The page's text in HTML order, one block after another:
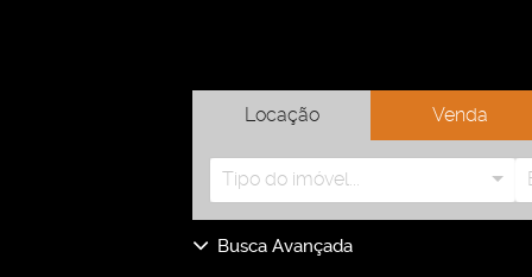
Locação Venda
Tipo do imóvel...
Busca Avançada